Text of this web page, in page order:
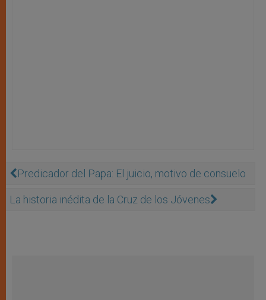
Predicador del Papa: El juicio, motivo de consuelo
La historia inédita de la Cruz de los Jóvenes